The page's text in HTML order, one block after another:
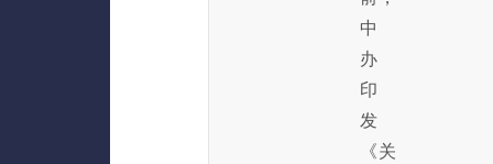
中
办
印
发
《关